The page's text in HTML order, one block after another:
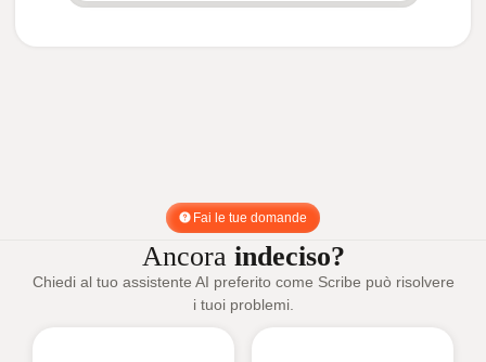
Fai le tue domande
Ancora indeciso?
Chiedi al tuo assistente AI preferito come Scribe può risolvere
i tuoi problemi.